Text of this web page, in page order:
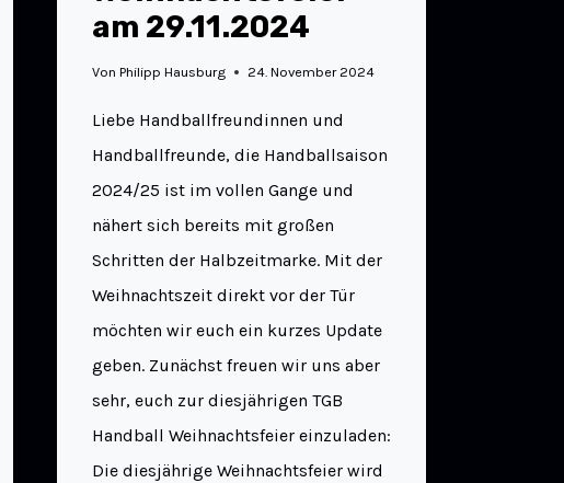
am 29.11.2024
Von Philipp Hausburg 24. November 2024
Liebe Handballfreundinnen und
Handballfreunde, die Handballsaison
2024/25 ist im vollen Gange und
nähert sich bereits mit großen
Schritten der Halbzeitmarke. Mit der
Weihnachtszeit direkt vor der Tür
möchten wir euch ein kurzes Update
geben. Zunächst freuen wir uns aber
sehr, euch zur diesjährigen TGB
Handball Weihnachtsfeier einzuladen:
Die diesjährige Weihnachtsfeier wird